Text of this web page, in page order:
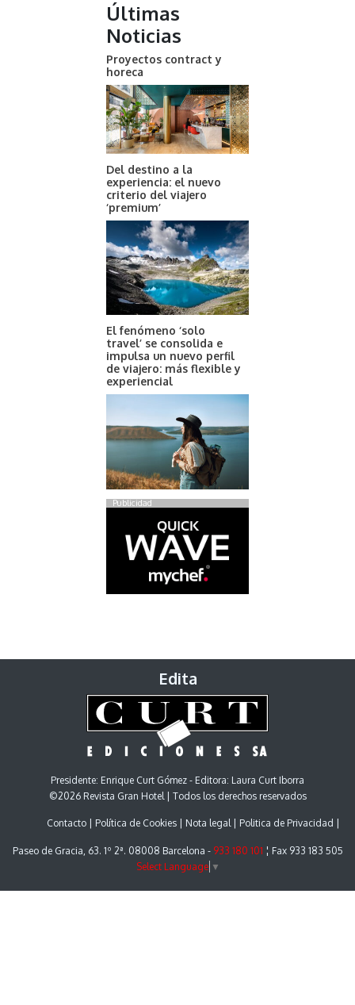
Últimas
Noticias
Proyectos contract y
horeca
Del destino a la
experiencia: el nuevo
criterio del viajero
‘premium’
El fenómeno ‘solo
travel’ se consolida e
impulsa un nuevo perfil
de viajero: más flexible y
experiencial
Publicidad
Edita
Presidente: Enrique Curt Gómez - Editora: Laura Curt Iborra
©2026 Revista Gran Hotel | Todos los derechos reservados
Contacto Política de Cookies Nota legal Politica de Privacidad
Paseo de Gracia, 63. 1º 2ª. 08008 Barcelona - 933 180 101 ¦ Fax 933 183 505
Select Language ▼